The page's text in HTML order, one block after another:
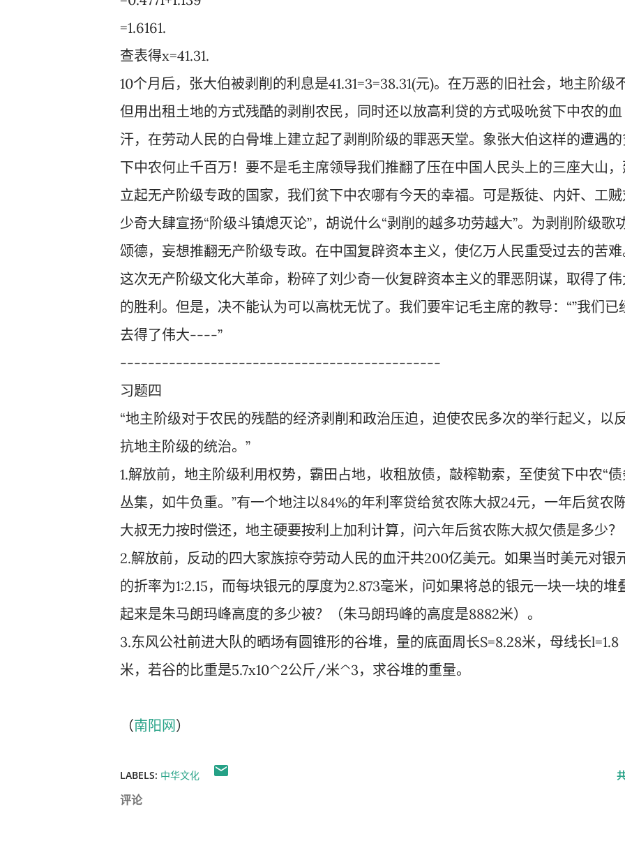
=1.6161.
查表得x=41.31.
10个月后，张大伯被剥削的利息是41.31=3=38.31(元)。在万恶的旧社会，地主阶级
但用出租土地的方式残酷的剥削农民，同时还以放高利贷的方式吸吮贫下中农的血
汗，在劳动人民的白骨堆上建立起了剥削阶级的罪恶天堂。象张大伯这样的遭遇
下中农何止千百万！要不是毛主席领导我们推翻了压在中国人民头上的三座大山
立起无产阶级专政的国家，我们贫下中农哪有今天的幸福。可是叛徒、内奸、工
少奇大肆宣扬“阶级斗镇熄灭论”，胡说什么“剥削的越多功劳越大”。为剥削阶级歌
颂德，妄想推翻无产阶级专政。在中国复辟资本主义，使亿万人民重受过去的苦
这次无产阶级文化大革命，粉碎了刘少奇一伙复辟资本主义的罪恶阴谋，取得了
的胜利。但是，决不能认为可以高枕无忧了。我们要牢记毛主席的教导：“”我们已
去得了伟大----”
----------------------------------------------
习题四
“地主阶级对于农民的残酷的经济剥削和政治压迫，迫使农民多次的举行起义，以
抗地主阶级的统治。”
1.解放前，地主阶级利用权势，霸田占地，收租放债，敲榨勒索，至使贫下中农“
丛集，如牛负重。”有一个地注以84%的年利率贷给贫农陈大叔24元，一年后贫农
大叔无力按时偿还，地主硬要按利上加利计算，问六年后贫农陈大叔欠债是多少？
2.解放前，反动的四大家族掠夺劳动人民的血汗共200亿美元。如果当时美元对银
的折率为1:2.15，而每块银元的厚度为2.873毫米，问如果将总的银元一块一块的堆
起来是朱马朗玛峰高度的多少被？（朱马朗玛峰的高度是8882米）。
3.东风公社前进大队的晒场有圆锥形的谷堆，量的底面周长S=8.28米，母线长l=1.8
米，若谷的比重是5.7x10^2公斤/米^3，求谷堆的重量。
（南阳网）
LABELS: 中华文化
评论